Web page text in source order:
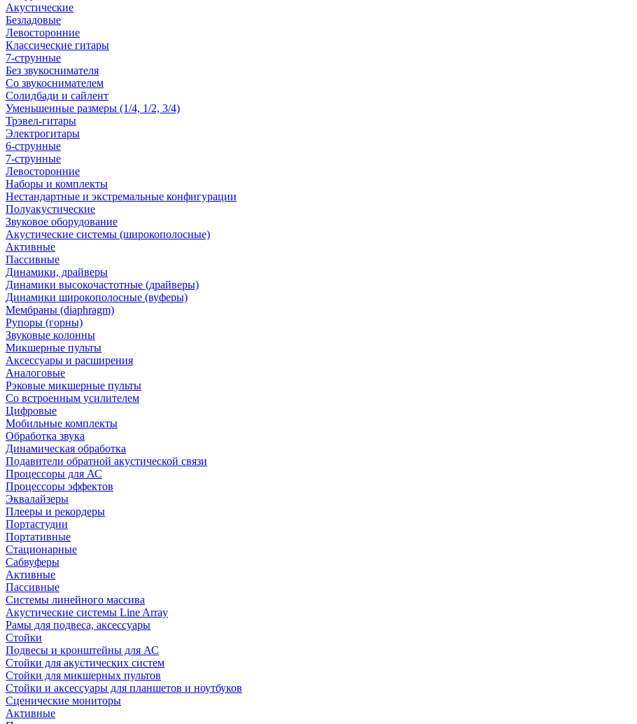
Акустические
Безладовые
Левосторонние
Классические гитары
7-струнные
Без звукоснимателя
Со звукоснимателем
Солидбади и сайлент
Уменьшенные размеры (1/4, 1/2, 3/4)
Трэвел-гитары
Электрогитары
6-струнные
7-струнные
Левосторонние
Наборы и комплекты
Нестандартные и экстремальные конфигурации
Полуакустические
Звуковое оборудование
Акустические системы (широкополосные)
Активные
Пассивные
Динамики, драйверы
Динамики высокочастотные (драйверы)
Динамики широкополосные (вуферы)
Мембраны (diaphragm)
Рупоры (горны)
Звуковые колонны
Микшерные пульты
Аксессуары и расширения
Аналоговые
Рэковые микшерные пульты
Со встроенным усилителем
Цифровые
Мобильные комплекты
Обработка звука
Динамическая обработка
Подавители обратной акустической связи
Процессоры для АС
Процессоры эффектов
Эквалайзеры
Плееры и рекордеры
Портастудии
Портативные
Стационарные
Сабвуферы
Активные
Пассивные
Системы линейного массива
Акустические системы Line Array
Рамы для подвеса, аксессуары
Стойки
Подвесы и кронштейны для АС
Стойки для акустических систем
Стойки для микшерных пультов
Стойки и аксессуары для планшетов и ноутбуков
Сценические мониторы
Активные